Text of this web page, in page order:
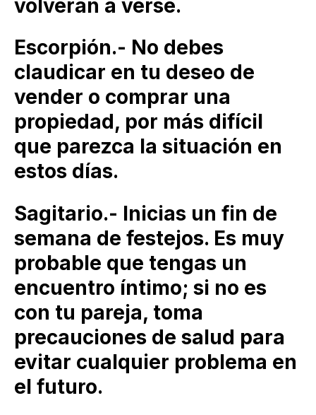
volverán a verse.
Escorpión.- No debes
claudicar en tu deseo de
vender o comprar una
propiedad, por más difícil
que parezca la situación en
estos días.
Sagitario.- Inicias un fin de
semana de festejos. Es muy
probable que tengas un
encuentro íntimo; si no es
con tu pareja, toma
precauciones de salud para
evitar cualquier problema en
el futuro.